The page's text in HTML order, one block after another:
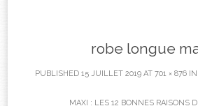
robe longue
PUBLISHED 15 JUILLET 2019AT 701 × 876IN
MAXI : LES 12 BONNES RAISONS